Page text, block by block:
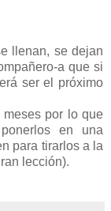
llenan, se dejan
a que si
ser el próximo
por lo que
en una
para tirarlos a la
lección).